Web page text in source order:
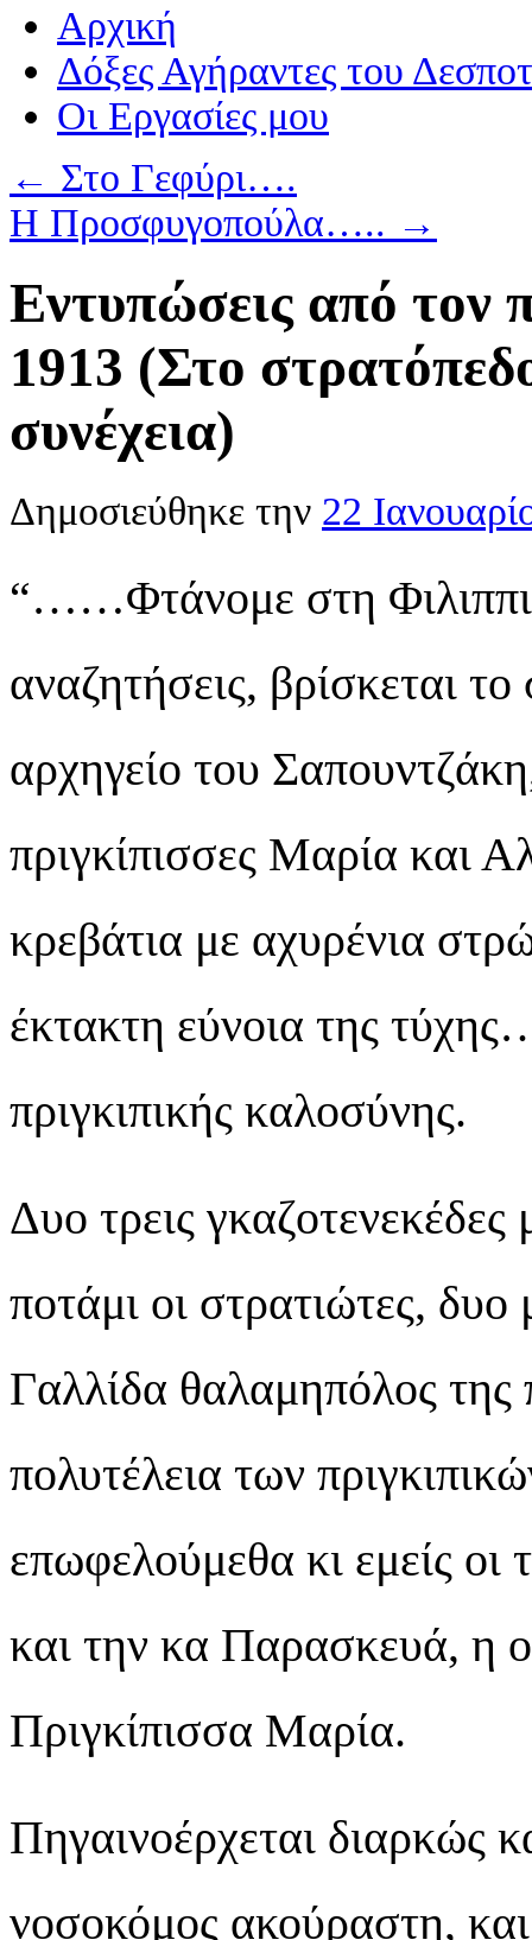
Αρχική
Δόξες Αγήραντες του
Οι Eργασίες μου
← Στο Γεφύρι….
Η Προσφυγοπούλα….. →
Εντυπώσεις από τον
1913 (Στο
συνέχεια)
Δημοσιεύθηκε την 22
“……Φτάνομε στη
αναζητήσεις, βρίσκεται
αρχηγείο του
πριγκίπισσες Μαρία και
κρεβάτια με αχυρένια
έκτακτη εύνοια της
πριγκιπικής καλοσύνης.
Δυο τρεις
ποτάμι οι στρατιώτες,
Γαλλίδα θαλαμηπόλος της
πολυτέλεια των
επωφελούμεθα κι εμείς οι
και την κα Παρασκευά, η
Πριγκίπισσα Μαρία.
Πηγαινοέρχεται διαρκώς
νοσοκόμος ακούραστη, και